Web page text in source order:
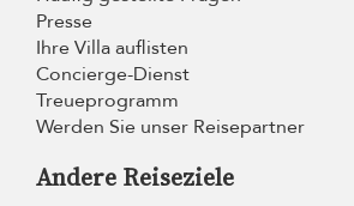
Presse
Ihre Villa auflisten
Concierge-Dienst
Treueprogramm
Werden Sie unser Reisepartner
Andere Reiseziele